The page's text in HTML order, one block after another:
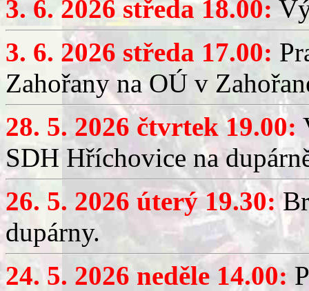
3. 6. 2026 středa 18.00:
3. 6. 2026 středa 17.00:
Zahořany na OÚ v
28. 5. 2026 čtvrtek 19.00:
SDH Hříchovice na
26. 5. 2026 úterý 19.30:
dupárny.
24. 5. 2026 neděle 14.00: